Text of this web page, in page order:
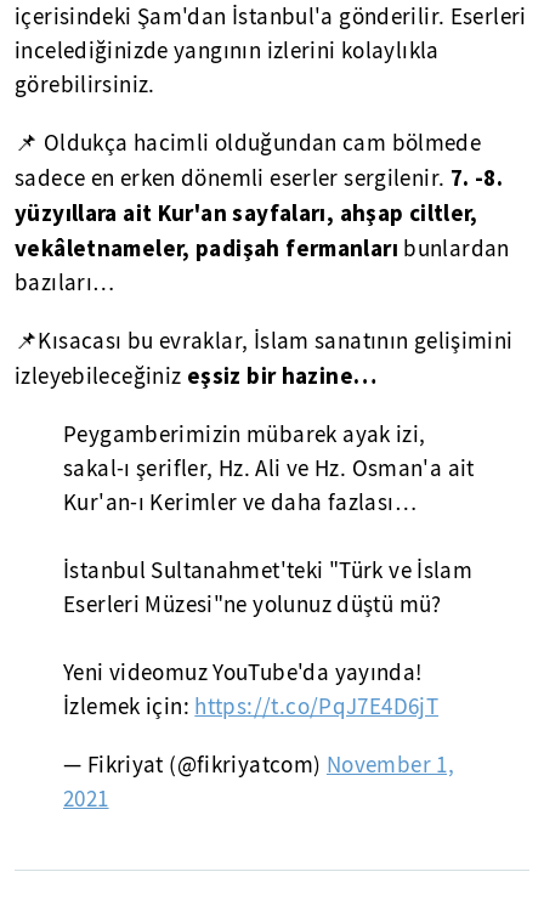
içerisindeki Şam'dan İstanbul'a gönderilir. Eserleri
incelediğinizde yangının izlerini kolaylıkla
görebilirsiniz.
📌 Oldukça hacimli olduğundan cam bölmede
sadece en erken dönemli eserler sergilenir. 7. -8.
yüzyıllara ait Kur'an sayfaları, ahşap ciltler,
vekâletnameler, padişah fermanları bunlardan
bazıları…
📌Kısacası bu evraklar, İslam sanatının gelişimini
izleyebileceğiniz eşsiz bir hazine…
Peygamberimizin mübarek ayak izi,
sakal-ı şerifler, Hz. Ali ve Hz. Osman'a ait
Kur'an-ı Kerimler ve daha fazlası…
İstanbul Sultanahmet'teki "Türk ve İslam
Eserleri Müzesi"ne yolunuz düştü mü?
Yeni videomuz YouTube'da yayında!
İzlemek için: https://t.co/PqJ7E4D6jT
— Fikriyat (@fikriyatcom) November 1,
2021